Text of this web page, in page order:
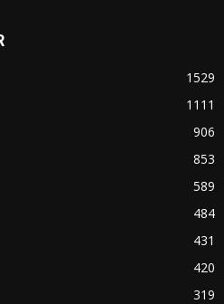
1529
1111
906
853
589
484
431
420
319